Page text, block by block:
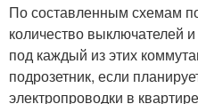
По составленным схемам
количество выключателей
под каждый из этих
подрозетник, если
электропроводки в